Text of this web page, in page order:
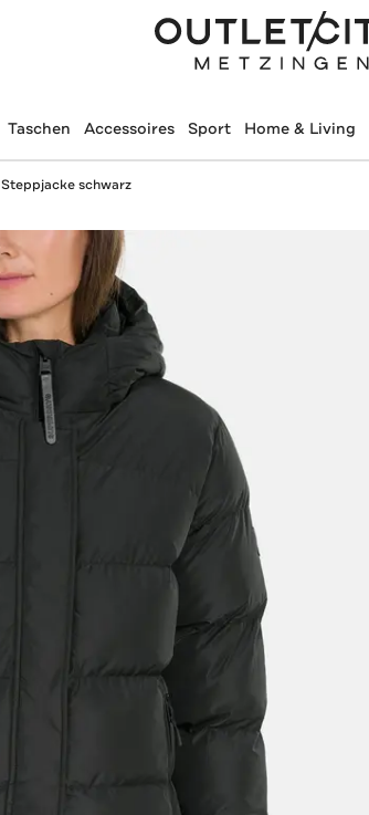
Taschen Accessoires Sport Home & Living
Steppjacke schwarz